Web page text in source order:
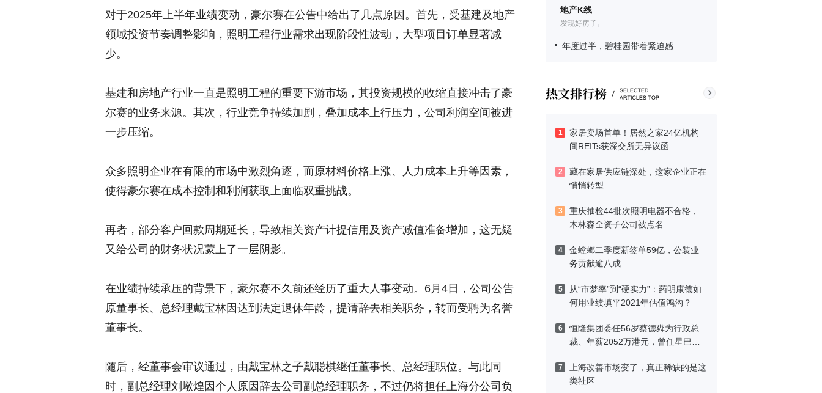
地产K线
发现好房子。
年度过半，碧桂园带着紧迫感
1
家居卖场首单！居然之家24亿机构
间REITs获深交所无异议函
2
藏在家居供应链深处，这家企业正在
悄悄转型
3
重庆抽检44批次照明电器不合格，
木林森全资子公司被点名
4
金螳螂二季度新签单59亿，公装业
务贡献逾八成
5
从“市梦率”到“硬实力”：药明康德如
何用业绩填平2021年估值鸿沟？
6
恒隆集团委任56岁蔡德粦为行政总
裁、年薪2052万港元，曾任星巴克
7
上海改善市场变了，真正稀缺的是这
类社区
对于2025年上半年业绩变动，豪尔赛在公告中给出了几点原因。首先，受基建及地产
领域投资节奏调整影响，照明工程行业需求出现阶段性波动，大型项目订单显著减
少。
基建和房地产行业一直是照明工程的重要下游市场，其投资规模的收缩直接冲击了豪
尔赛的业务来源。其次，行业竞争持续加剧，叠加成本上行压力，公司利润空间被进
一步压缩。
众多照明企业在有限的市场中激烈角逐，而原材料价格上涨、人力成本上升等因素，
使得豪尔赛在成本控制和利润获取上面临双重挑战。
再者，部分客户回款周期延长，导致相关资产计提信用及资产减值准备增加，这无疑
又给公司的财务状况蒙上了一层阴影。
在业绩持续承压的背景下，豪尔赛不久前还经历了重大人事变动。6月4日，公司公告
原董事长、总经理戴宝林因达到法定退休年龄，提请辞去相关职务，转而受聘为名誉
董事长。
随后，经董事会审议通过，由戴宝林之子戴聪棋继任董事长、总经理职位。与此同
时，副总经理刘墩煌因个人原因辞去公司副总经理职务，不过仍将担任上海分公司负